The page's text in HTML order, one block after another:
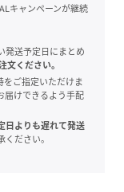
キャンペーンが継続
発送予定日にまとめ
文ください。
ご指定いただけま
届けできるよう手配
日よりも遅れて発送
ださい。